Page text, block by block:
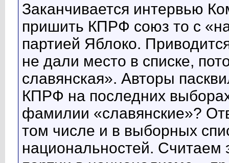
Заканчивается интервью
пришить КПРФ союз то с
партией Яблоко.
не дали место в списке,
славянская». Авторы
КПРФ на последних
фамилии «славянские»?
том числе и в выборных
национальностей.